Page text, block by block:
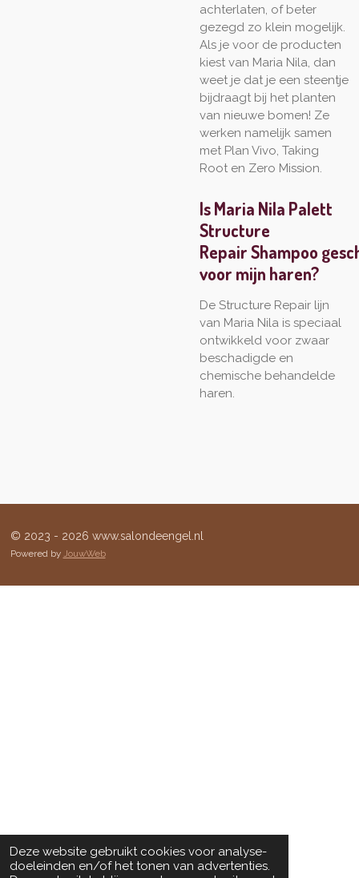
Deze website gebruikt cookies voor analyse-
doeleinden en/of het tonen van advertenties.
achterlaten, of beter
gezegd zo klein mogelijk.
Als je voor de producten
kiest van Maria Nila, dan
weet je dat je een steentje
bijdraagt bij het planten
van nieuwe bomen! Ze
werken namelijk samen
met Plan Vivo, Taking
Root en Zero Mission.
Is Maria Nila Palett
Structure
RepairShampoo
voor mijn haren?
De Structure Repair lijn
van Maria Nila is speciaal
ontwikkeld voor zwaar
beschadigde en
chemische behandelde
haren.
© 2023 - 2026 www.salondeengel.nl
Powered by JouwWeb